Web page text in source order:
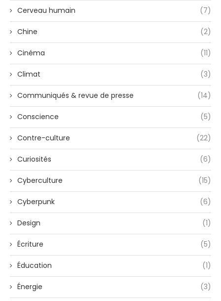
Cerveau humain (7)
Chine (2)
Cinéma (11)
Climat (3)
Communiqués & revue de presse (14)
Conscience (5)
Contre-culture (22)
Curiosités (6)
Cyberculture (15)
Cyberpunk (6)
Design (1)
Écriture (5)
Éducation (1)
Énergie (3)